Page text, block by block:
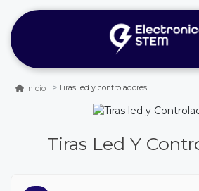
Inicio Tiras led y controladores
Tiras Led Y